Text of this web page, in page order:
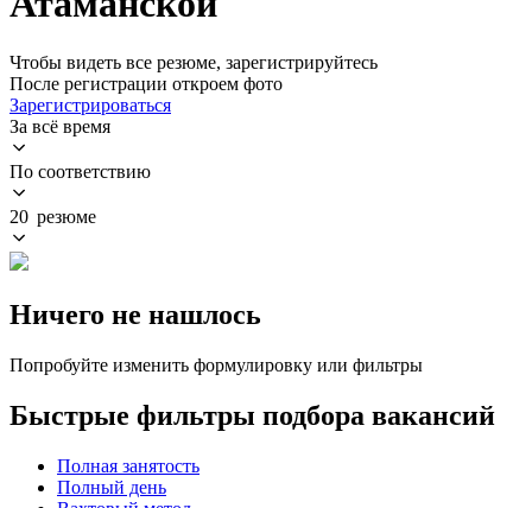
Чтобы видеть все резюме, зарегистрируйтесь
После регистрации откроем фото
Зарегистрироваться
За всё время
По соответствию
20 резюме
Ничего не нашлось
Попробуйте изменить формулировку или фильтры
Быстрые фильтры подбора вакансий
Полная занятость
Полный день